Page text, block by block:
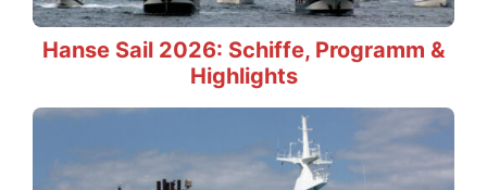
Hanse Sail 2026: Schiffe, Programm &
Highlights